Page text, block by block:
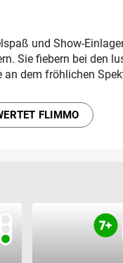
und Show-
Sie fiebern bei den
an dem fröhlichen
FLIMMO